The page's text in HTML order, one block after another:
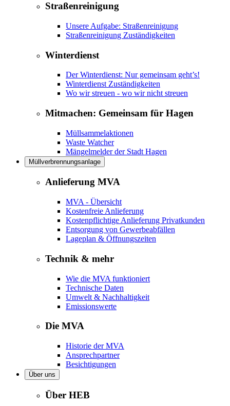
Straßenreinigung
Unsere Aufgabe: Straßenreinigung
Straßenreinigung Zuständigkeiten
Winterdienst
Der Winterdienst: Nur gemeinsam geht’s!
Winterdienst Zuständigkeiten
Wo wir streuen - wo wir nicht streuen
Mitmachen: Gemeinsam für Hagen
Müllsammelaktionen
Waste Watcher
Mängelmelder der Stadt Hagen
Müllverbrennungsanlage
Anlieferung MVA
MVA - Übersicht
Kostenfreie Anlieferung
Kostenpflichtige Anlieferung Privatkunden
Entsorgung von Gewerbeabfällen
Lageplan & Öffnungszeiten
Technik & mehr
Wie die MVA funktioniert
Technische Daten
Umwelt & Nachhaltigkeit
Emissionswerte
Die MVA
Historie der MVA
Ansprechpartner
Besichtigungen
Über uns
Über HEB